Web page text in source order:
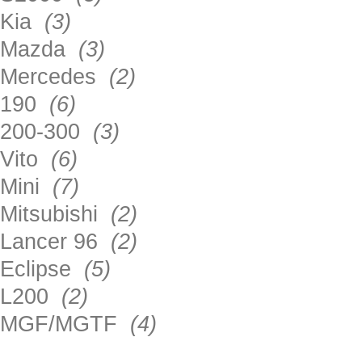
Kia (3)
Mazda (3)
Mercedes (2)
190 (6)
200-300 (3)
Vito (6)
Mini (7)
Mitsubishi (2)
Lancer 96 (2)
Eclipse (5)
L200 (2)
MGF/MGTF (4)